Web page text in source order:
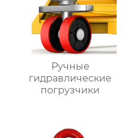
Ручные
гидравлические
погрузчики